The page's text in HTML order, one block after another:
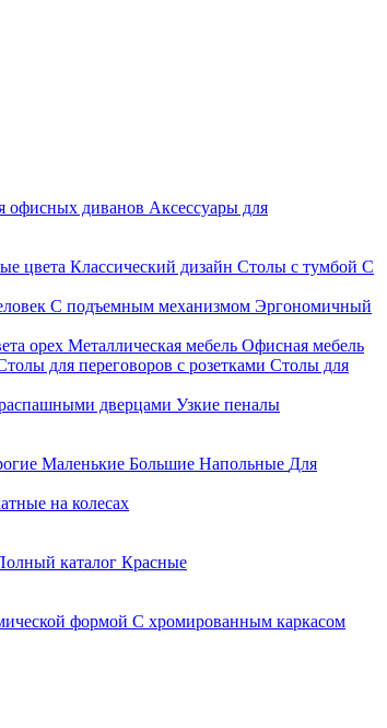
офисных диванов Аксессуары для
цвета Классический дизайн Столы с тумбой С
С подъемным механизмом Эргономичный
орех Металлическая мебель Офисная мебель
для переговоров с розетками Столы для
дверцами Узкие пеналы
Маленькие Большие Напольные Для
на колесах
каталог Красные
формой С хромированным каркасом